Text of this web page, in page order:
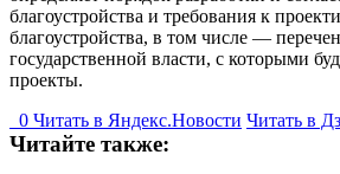
благоустройства и требования к
благоустройства, в том числе —
государственной власти, с которыми
проекты.
0 Читать в Яндекс.Новости Читать в
Читайте также: